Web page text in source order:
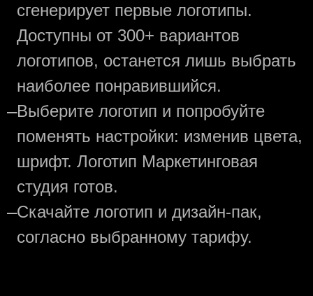
сгенерирует первые логотипы.
Доступны от 300+ вариантов
логотипов, останется лишь выбрать
наиболее понравившийся.
—Выберите логотип и попробуйте
поменять настройки: изменив цвета,
шрифт. Логотип Маркетинговая
студия готов.
—Скачайте логотип и дизайн-пак,
согласно выбранному тарифу.